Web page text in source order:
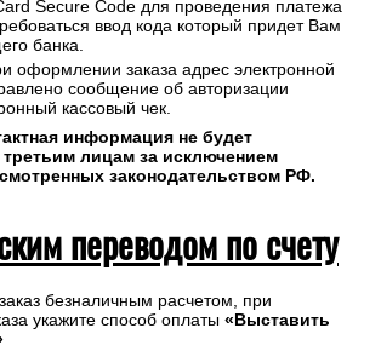
Secure Code для проведения платежа
ввод кода который придет Вам
банка.
оформлении заказа адрес электронной
сообщение об авторизации
кассовый чек.
информация не будет
третьим лицам за исключением
законодательством РФ.
переводом по счету
безналичным расчетом, при
укажите способ оплаты «Выставить